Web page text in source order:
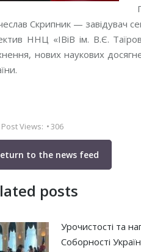
Скрипник — завідувач
ННЦ «ІВіВ ім. В.Є.
нових наукових
Post Views: 306
to the news feed
posts
Урочистості та
Соборності